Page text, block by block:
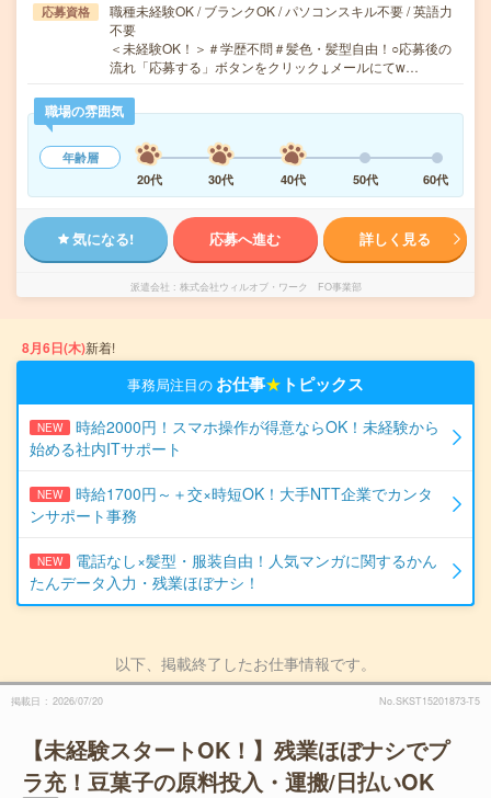
応募資格
職種未経験OK / ブランクOK / パソコンスキル不要 / 英語力
不要
＜未経験OK！＞＃学歴不問＃髪色・髪型自由！○応募後の
流れ「応募する」ボタンをクリック↓メールにてw…
職場の雰囲気
年齢層
20代
30代 40代 50代 60代
気になる! 応募へ進む 詳しく見る
派遣会社 株式会社ウィルオブ・ワーク FO事業部
8月6日(木)新着!
事務局注目の お仕事★ トピックス
NEW
時給2000円！スマホ操作が得意ならOK！未経験から
始める社内ITサポート
NEW
時給1700円～＋交×時短OK！大手NTT企業でカンタ
ンサポート事務
NEW
電話なし×髪型・服装自由！人気マンガに関するかん
たんデータ入力・残業ほぼナシ！
以下、掲載終了したお仕事情報です。
掲載日 2026/07/20 No.SKST15201873-T5
【未経験スタートOK！】残業ほぼナシでプ
ラ充！豆菓子の原料投入・運搬/日払いOK